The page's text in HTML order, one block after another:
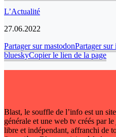
L’Actualité
27.06.2022
Partager sur mastodonPartager sur
blueskyCopier le lien de la page
Blast, le souffle de l’info est un
générale et une web tv créés par
libre et indépendant, affranchi de